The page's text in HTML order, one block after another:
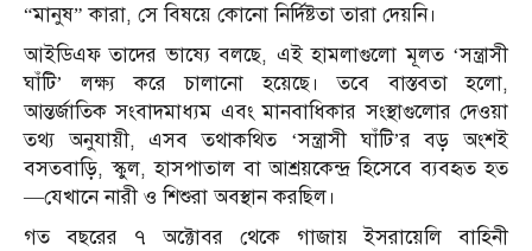
“মানুষ” কারা, সে বিষয়ে কোনো নির্দিষ্টতা তারা দেয়নি।
আইডিএফ তাদের ভাষ্যে বলছে, এই হামলাগুলো মূলত ‘সন্ত্রাসী
ঘাঁটি’ লক্ষ্য করে চালানো হয়েছে। তবে বাস্তবতা হলো,
আন্তর্জাতিক সংবাদমাধ্যম এবং মানবাধিকার সংস্থাগুলোর দেওয়া
তথ্য অনুযায়ী, এসব তথাকথিত ‘সন্ত্রাসী ঘাঁটি’র বড় অংশই
বসতবাড়ি, স্কুল, হাসপাতাল বা আশ্রয়কেন্দ্র হিসেবে ব্যবহৃত হত
—যেখানে নারী ও শিশুরা অবস্থান করছিল।
গত বছরের ৭ অক্টোবর থেকে গাজায় ইসরায়েলি বাহিনী